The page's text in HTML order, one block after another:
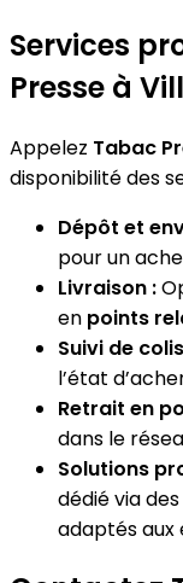
Services
Presse à
Appelez Tabac
disponibilité des
Dépôt et
pour un
Livraison :
en points
Suivi de
l’état
Retrait en
dans le
Solutions
dédié via des
adaptés